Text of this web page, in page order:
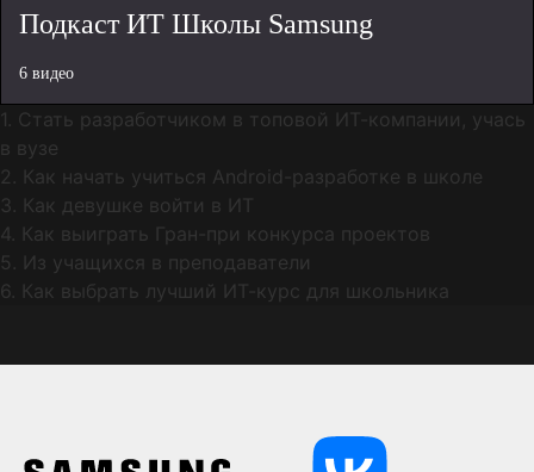
Подкаст ИТ Школы Samsung
6 видео
1. Стать разработчиком в топовой ИТ-компании, учась
в вузе
2. Как начать учиться Android-разработке в школе
3. Как девушке войти в ИТ
4. Как выиграть Гран-при конкурса проектов
5. Из учащихся в преподаватели
6. Как выбрать лучший ИТ-курс для школьника